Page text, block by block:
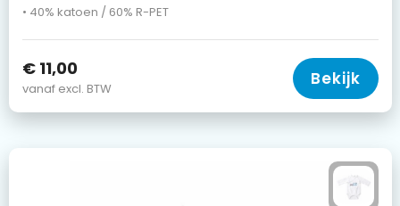
• 40% katoen / 60% R-PET
€ 11,00
vanaf excl. BTW Bekijk